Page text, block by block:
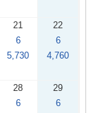
21
6
5,730
22
6
4,760
28
6
29
6